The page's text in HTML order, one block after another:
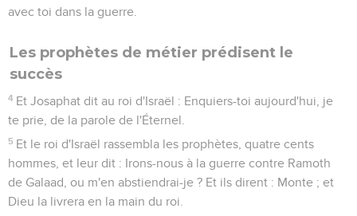
avec toi dans la guerre.
Les prophètes de métier prédisent le
succès
4 Et Josaphat dit au roi d'Israël : Enquiers-toi aujourd'hui, je
te prie, de la parole de l'Éternel.
5 Et le roi d'Israël rassembla les prophètes, quatre cents
hommes, et leur dit : Irons-nous à la guerre contre Ramoth
de Galaad, ou m'en abstiendrai-je ? Et ils dirent : Monte ; et
Dieu la livrera en la main du roi.